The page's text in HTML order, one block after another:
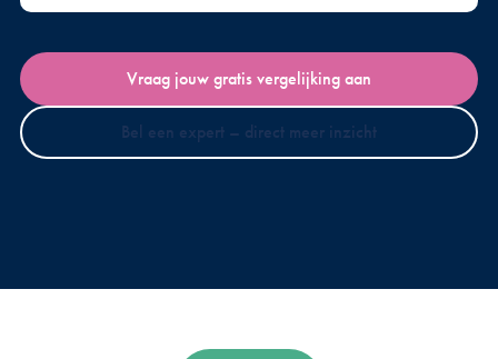
Vraag jouw gratis vergelijking aan
Bel een expert – direct meer inzicht